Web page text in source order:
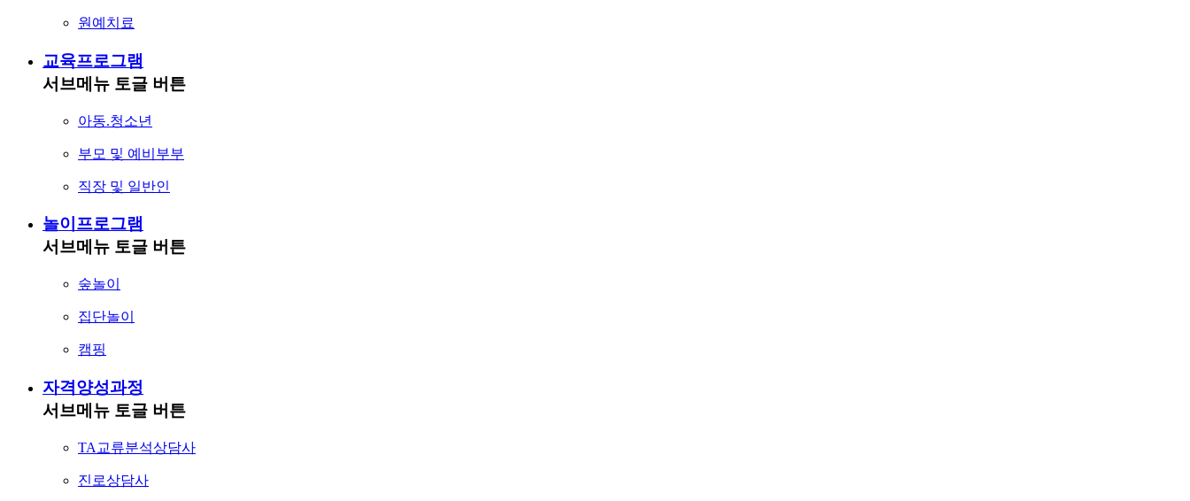
원예치료
교육프로그램
서브메뉴 토글 버튼
아동.청소년
부모 및 예비부부
직장 및 일반인
놀이프로그램
서브메뉴 토글 버튼
숲놀이
집단놀이
캠핑
자격양성과정
서브메뉴 토글 버튼
TA교류분석상담사
진로상담사